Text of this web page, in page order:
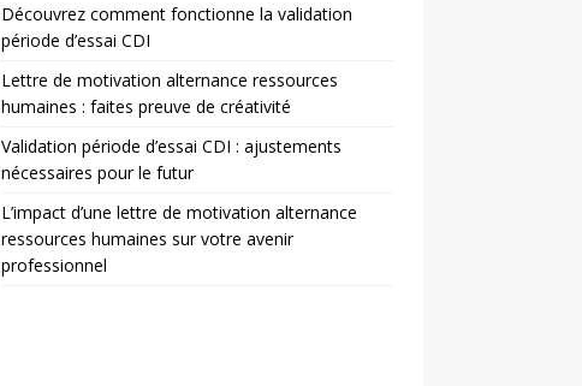
Découvrez comment fonctionne la validation
période d’essai CDI
Lettre de motivation alternance ressources
humaines : faites preuve de créativité
Validation période d’essai CDI : ajustements
nécessaires pour le futur
L’impact d’une lettre de motivation alternance
ressources humaines sur votre avenir
professionnel